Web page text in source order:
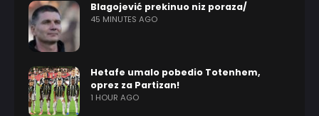
Blagojević prekinuo niz poraza/
45 MINUTES AGO
Hetafe umalo pobedio Totenhem,
oprez za Partizan!
1 HOUR AGO